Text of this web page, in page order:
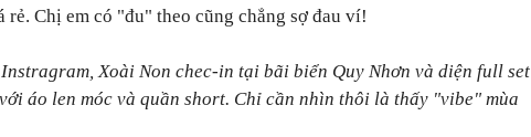
rẻ. Chị em có "đu" theo cũng chẳng sợ đau ví!
Xoài Non chec-in tại bãi biển Quy Nhơn và diện full set
áo len móc và quần short. Chỉ cần nhìn thôi là thấy "vibe" mùa